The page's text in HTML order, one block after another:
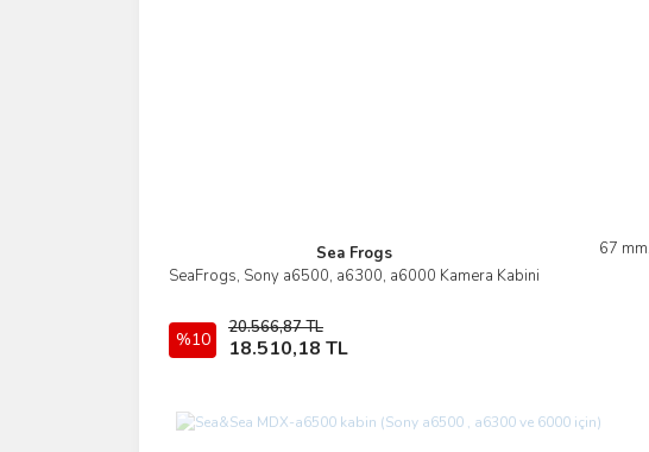
Sea Frogs
SeaFrogs, Sony a6500, a6300, a6000 Kamera Kabini
%10
20.566,87 TL
18.510,18 TL
İncele
Sepete Ekle
67